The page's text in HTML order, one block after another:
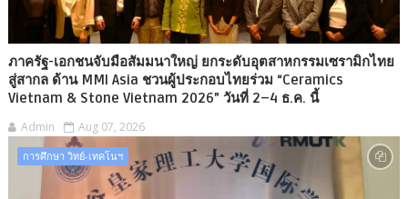
ภาครัฐ-เอกชนจับมือสัมมนาใหญ่ ยกระดับอุตสาหกรรมเซรามิกไทย
สู่สากล ด้าน MMI Asia ชวนผู้ประกอบไทยร่วม “Ceramics
Vietnam & Stone Vietnam 2026” วันที่ 2–4 ธ.ค. นี้
Admin Aug 07, 2026
การศึกษา วิทย์-เทคโนฯ